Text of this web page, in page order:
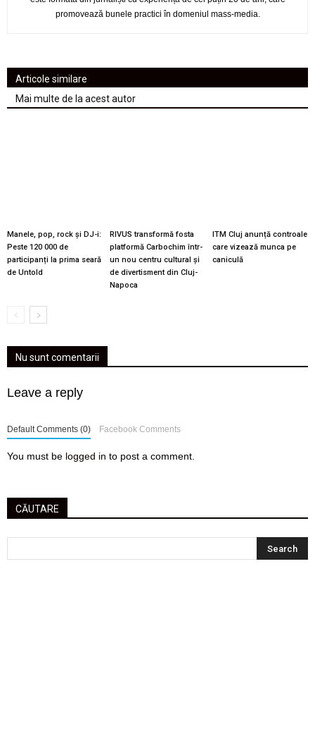
promovează bunele practici în domeniul mass-media.
Articole similare
Mai multe de la acest autor
Manele, pop, rock și DJ-i:
Peste 120 000 de
participanți la prima seară
de Untold
RIVUS transformă fosta
platformă Carbochim într-
un nou centru cultural și
de divertisment din Cluj-
Napoca
ITM Cluj anunță controale
care vizează munca pe
caniculă
Nu sunt comentarii
Leave a reply
Default Comments (0) Facebook Comments
You must be logged in to post a comment.
CĂUTARE